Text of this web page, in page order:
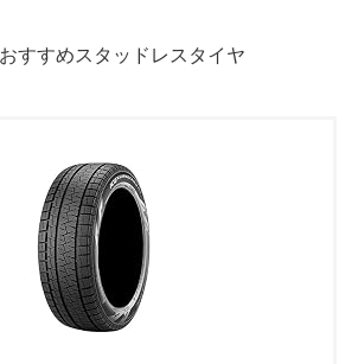
すすめスタッドレスタイヤ